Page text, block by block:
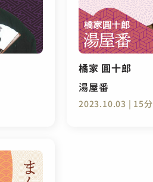
橘家 圓十郎
湯屋番
2023.10.03 | 15分